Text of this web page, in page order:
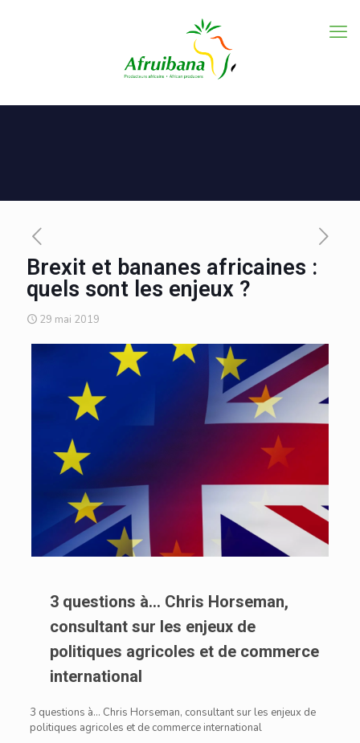
Brexit et bananes africaines :
quels sont les enjeux ?
29 mai 2019
3 questions à… Chris Horseman,
consultant sur les enjeux de
politiques agricoles et de commerce
international
3 questions à… Chris Horseman, consultant sur les enjeux de
politiques agricoles et de commerce international